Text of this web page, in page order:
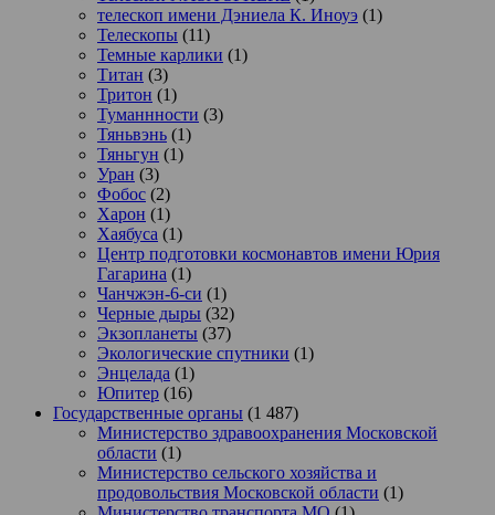
телескоп имени Дэниела К. Иноуэ (1)
Телескопы (11)
Темные карлики (1)
Титан (3)
Тритон (1)
Туманнности (3)
Тяньвэнь (1)
Тяньгун (1)
Уран (3)
Фобос (2)
Харон (1)
Хаябуса (1)
Центр подготовки космонавтов имени Юрия
Гагарина (1)
Чанчжэн-6-си (1)
Черные дыры (32)
Экзопланеты (37)
Экологические спутники (1)
Энцелада (1)
Юпитер (16)
Государственные органы (1 487)
Министерство здравоохранения Московской
области (1)
Министерство сельского хозяйства и
продовольствия Московской области (1)